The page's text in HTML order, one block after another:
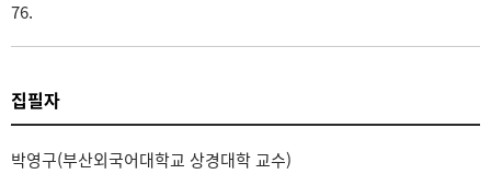
76.
집필자
박영구(부산외국어대학교 상경대학 교수)